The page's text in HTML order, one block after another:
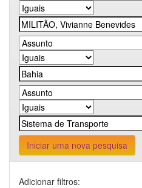
Iniciar uma nova pesquisa
Adicionar filtros: